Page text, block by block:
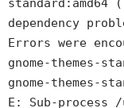
dependency
Errors were
gnome-themes-
gnome-themes-
E: Sub-process